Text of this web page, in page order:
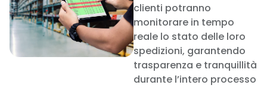
clienti potranno
monitorare in tempo
reale lo stato delle loro
spedizioni, garantendo
trasparenza e tranquillità
durante l’intero processo